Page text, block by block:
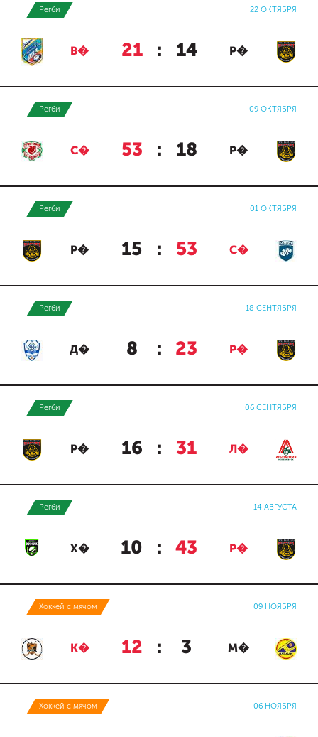
Регби 22 ОКТЯБРЯ
В� 21 : 14 Р�
Регби 09 ОКТЯБРЯ
С� 53 : 18 Р�
Регби 01 ОКТЯБРЯ
Р� 15 : 53 С�
Регби 18 СЕНТЯБРЯ
Д� 8 : 23 Р�
Регби 06 СЕНТЯБРЯ
Р� 16 : 31 Л�
Регби 14 АВГУСТА
Х� 10 : 43 Р�
Хоккей с мячом 09 НОЯБРЯ
К� 12 : 3 М�
Хоккей с мячом 06 НОЯБРЯ